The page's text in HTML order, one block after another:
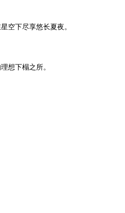
空下尽享悠长夏夜。
想下榻之所。